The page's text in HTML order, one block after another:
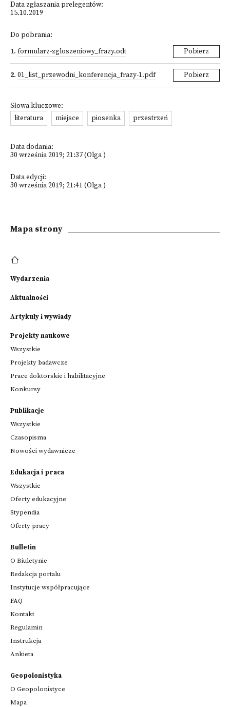
Data zgłaszania prelegentów:
15.10.2019
Do pobrania:
1. formularz-zgloszeniowy_frazy.odt Pobierz
2. 01_list_przewodni_konferencja_frazy-1.pdf Pobierz
Słowa kluczowe:
literatura
miejsce piosenka przestrzeń
Data dodania:
30 września 2019; 21:37 (Olga )
Data edycji:
30 września 2019; 21:41 (Olga )
Mapa strony
Wydarzenia
Aktualności
Artykuły i wywiady
Projekty naukowe
Wszystkie
Projekty badawcze
Prace doktorskie i habilitacyjne
Konkursy
Publikacje
Wszystkie
Czasopisma
Nowości wydawnicze
Edukacja i praca
Wszystkie
Oferty edukacyjne
Stypendia
Oferty pracy
Bulletin
O Biuletynie
Redakcja portalu
Instytucje współpracujące
FAQ
Kontakt
Regulamin
Instrukcja
Ankieta
Geopolonistyka
O Geopolonistyce
Mapa